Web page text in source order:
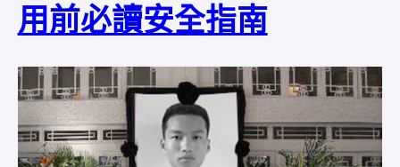
用前必讀安全指南